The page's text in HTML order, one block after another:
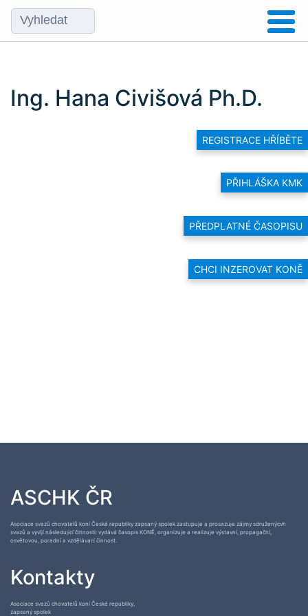
REGISTRACE HŘÍBĚTE
PŘIHLÁŠKA KMK
PŘEDPLATNÉ ČASOPISU
CHCI INZEROVAT KONĚ
Ing. Hana Civišová Ph.D.
ASCHK ČR
Asociace svazů chovatelů koní České republiky zapsaný spolek zastupuje a prosazuje zájmy sdruženýcvh
svazů a vyvíjí následující činnosti: vydává časopis KONĚ, organizuje a realizuje výstavní, propagační,
osvětovou, poradní a vzdělávací činnost.
Kontakty
Asociace svazů chovatelů koní České republiky,
zapsaný spolek